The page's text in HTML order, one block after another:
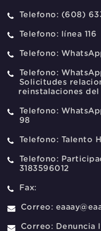
Telefono: (608)
Telefono: línea 116
Telefono:
Telefono:
Solicitudes
reinstalaciones
Telefono:
98
Telefono: Talento
Telefono:
3183596012
Fax:
Correo:
Correo: Denuncia